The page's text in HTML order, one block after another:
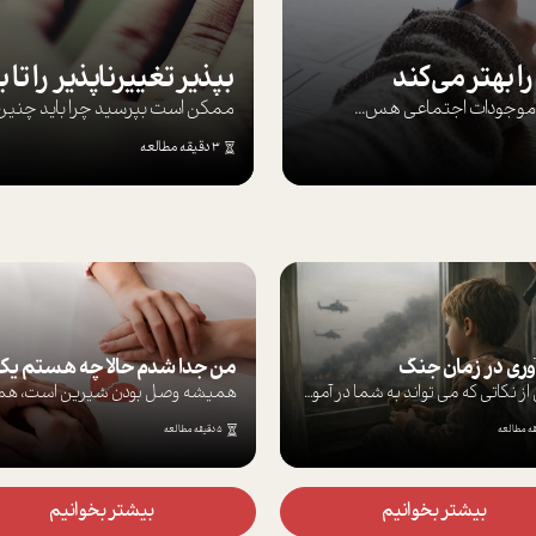
بهتر می‌کند
موجودات اجتماعی هس... ممکن است بپرسيد چرا بايد چنين
3 دقیقه مطالعه
در زمان جنگ
برخی از نکاتی که می تواند به شما در آموز...
بیشتر بخوانیم
5 دقیقه مطالعه
بیشتر بخوانیم